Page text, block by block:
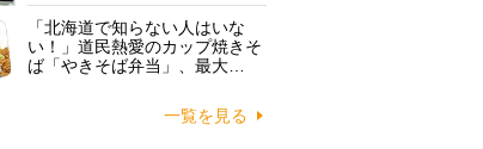
「北海道で知らない人はいな
い！」道民熱愛のカップ焼きそ
ば「やきそば弁当」、最大…
一覧を見る